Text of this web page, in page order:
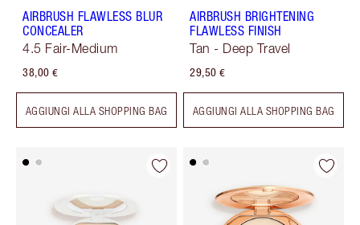
AIRBRUSH FLAWLESS BLUR
CONCEALER
4.5 Fair-Medium
38,00 €
AGGIUNGI ALLA SHOPPING BAG
AIRBRUSH BRIGHTENING
FLAWLESS FINISH
Tan - Deep Travel
29,50 €
AGGIUNGI ALLA SHOPPING BAG